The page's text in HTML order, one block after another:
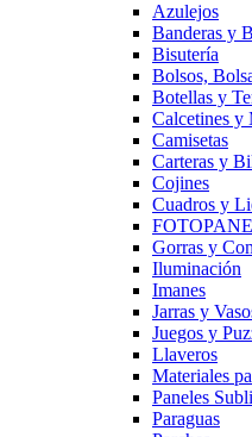
Azulejos
Banderas y
Bisutería
Bolsos,
Botellas y
Calcetines y
Camisetas
Carteras y
Cojines
Cuadros y
Gorras y
Iluminación
Imanes
Jarras y
Juegos y
Llaveros
Materiales
Paneles
Paraguas